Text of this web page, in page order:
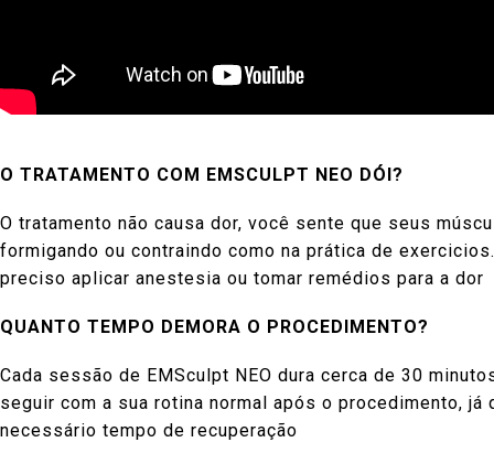
O TRATAMENTO COM EMSCULPT NEO DÓI?
O tratamento não causa dor, você sente que seus
formigando ou contraindo como na prática de
preciso aplicar anestesia ou tomar remédios para a dor
QUANTO TEMPO DEMORA O PROCEDIMENTO?
Cada sessão de EMSculpt NEO dura cerca de 30
seguir com a sua rotina normal após o procedimento, já
necessário tempo de recuperação